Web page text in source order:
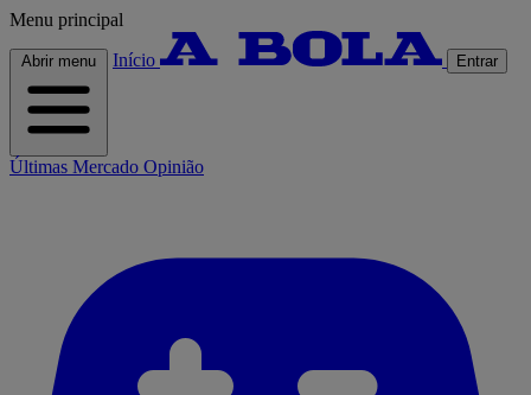
Menu principal
Abrir menu Início Entrar
Últimas Mercado Opinião